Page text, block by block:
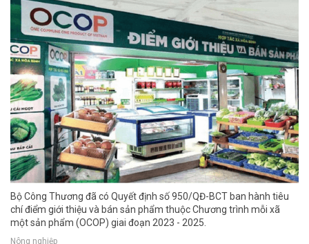
Bộ Công Thương đã có Quyết định số 950/QĐ-BCT ban hành tiêu
chí điểm giới thiệu và bán sản phẩm thuộc Chương trình mỗi xã
một sản phẩm (OCOP) giai đoạn 2023 - 2025.
Nông nghiệp